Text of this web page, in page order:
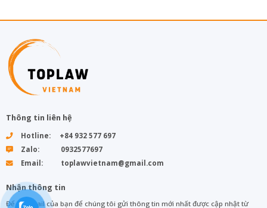
Thông tin liên hệ
Hotline: +84 932 577 697
Zalo: 0932577697
Email: toplawvietnam@gmail.com
Nhận thông tin
Để lại email của bạn để chúng tôi gửi thông tin mới nhất được cập nhật từ